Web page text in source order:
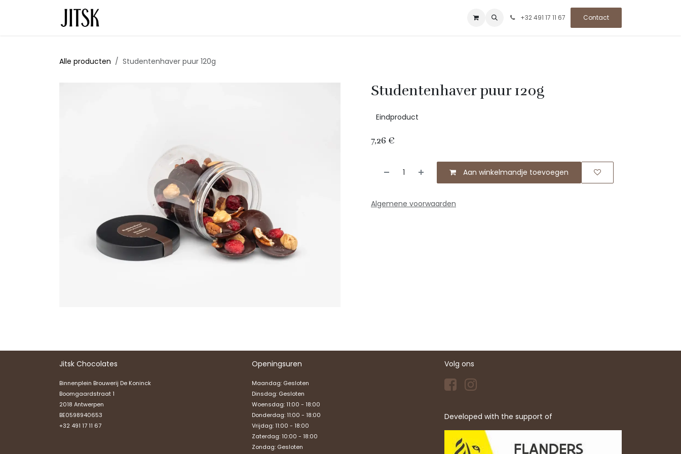
+32 491 17 11 67 Contact
Alle producten Studentenhaver puur 120g
Studentenhaver puur 120g
Eindproduct
7,26 €
Aan winkelmandje toevoegen
Algemene voorwaarden
Jitsk Chocolates
Binnenplein Brouwerij De Koninck
Boomgaardstraat 1
2018 Antwerpen
BE0598940653
+32 491 17 11 67
Openingsuren
Maandag: Gesloten
Dinsdag: Gesloten
Woensdag: 11:00 - 18:00
Donderdag: 11:00 - 18:00
Vrijdag: 11:00 - 18:00
Zaterdag: 10:00 - 18:00
Zondag: Gesloten
Volg ons
Developed with the support of